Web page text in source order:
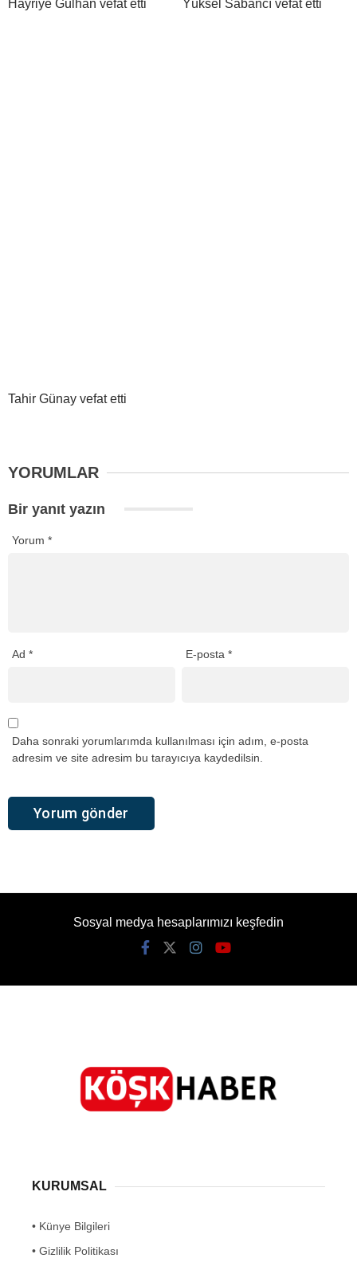
Hayriye Gülhan vefat etti Yüksel Sabancı vefat etti
Tahir Günay vefat etti
YORUMLAR
Bir yanıt yazın
Yorum *
Ad * E-posta*
Daha sonraki yorumlarımda kullanılması için adım, e-posta
adresim ve site adresim bu tarayıcıya kaydedilsin.
Sosyal medya hesaplarımızı keşfedin
KURUMSAL
• Künye Bilgileri
• Gizlilik Politikası